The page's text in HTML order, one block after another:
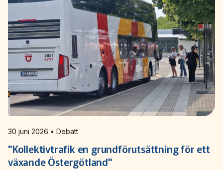
Miljö­nätverket 2022
Tillgänglighets­nätverket 2025
Tillgänglighets­nätverket 2024
Tillgänglighets­nätverket 2023
Tillgänglighets­nätverket 2022
Trafikutvecklar­nätverket 2026
Trafikutvecklar­nätverket 2025
Trafikutvecklar­nätverket 2024
Trafikutvecklar­nätverket 2023
Trafikutvecklar­nätverket 2022
Trygghets­nätverket
Trygghets­nätverket 2026
Trygghets­nätverket 2025
Trygghets­nätverket 2024
Trygghets­nätverket 2023
Trygghets­nätverket 2022
30 juni 2026 • Debatt
"Kollektivtrafik en grundförutsättning för ett
växande Östergötland"